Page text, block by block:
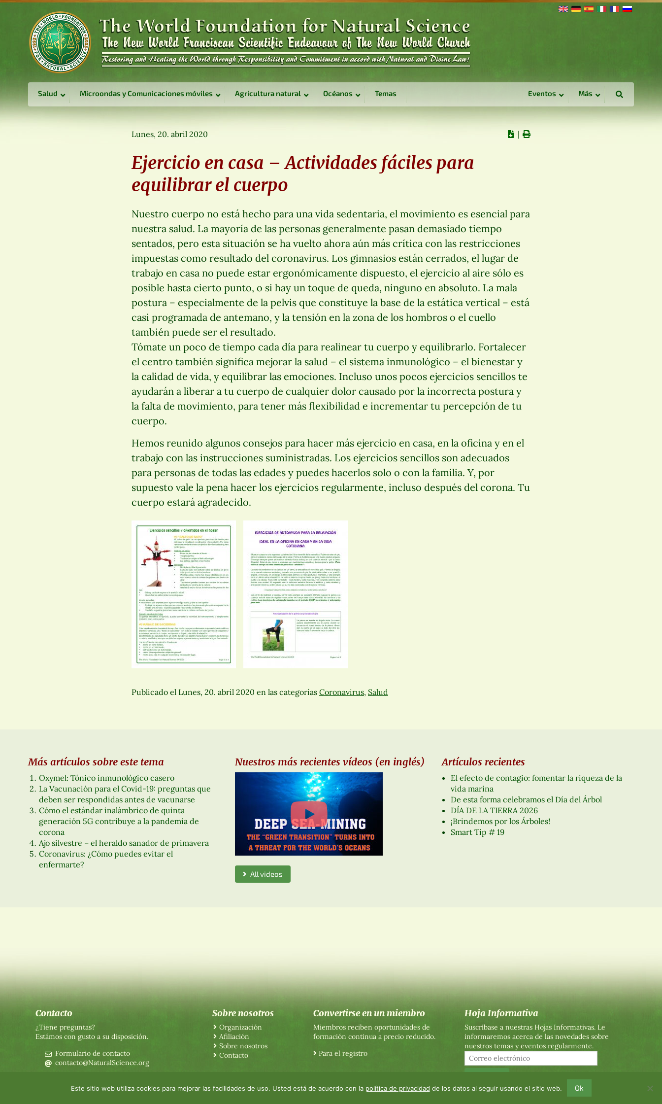
Salud Microondas y Comunicaciones móviles Agricultura natural Océanos Temas Eventos Más
Lunes, 20. abril 2020 ∣
Ejercicio en casa – Actividades fáciles para
equilibrar el cuerpo
Nuestro cuerpo no está hecho para una vida sedentaria, el movimiento es esencial para
nuestra salud. La mayoría de las personas generalmente pasan demasiado tiempo
sentados, pero esta situación se ha vuelto ahora aún más crítica con las restricciones
impuestas como resultado del coronavirus. Los gimnasios están cerrados, el lugar de
trabajo en casa no puede estar ergonómicamente dispuesto, el ejercicio al aire sólo es
posible hasta cierto punto, o si hay un toque de queda, ninguno en absoluto. La mala
postura – especialmente de la pelvis que constituye la base de la estática vertical – está
casi programada de antemano, y la tensión en la zona de los hombros o el cuello
también puede ser el resultado.
Tómate un poco de tiempo cada día para realinear tu cuerpo y equilibrarlo. Fortalecer
el centro también significa mejorar la salud – el sistema inmunológico – el bienestar y
la calidad de vida, y equilibrar las emociones. Incluso unos pocos ejercicios sencillos te
ayudarán a liberar a tu cuerpo de cualquier dolor causado por la incorrecta postura y
la falta de movimiento, para tener más flexibilidad e incrementar tu percepción de tu
cuerpo.
Hemos reunido algunos consejos para hacer más ejercicio en casa, en la oficina y en el
trabajo con las instrucciones suministradas. Los ejercicios sencillos son adecuados
para personas de todas las edades y puedes hacerlos solo o con la familia. Y, por
supuesto vale la pena hacer los ejercicios regularmente, incluso después del corona. Tu
cuerpo estará agradecido.
Publicado el Lunes, 20. abril 2020 en las categorías Coronavirus, Salud
Más artículos sobre este tema
Oxymel: Tónico inmunológico casero
La Vacunación para el Covid-19: preguntas que
deben ser respondidas antes de vacunarse
Cómo el estándar inalámbrico de quinta
generación 5G contribuye a la pandemia de
corona
Ajo silvestre – el heraldo sanador de primavera
Coronavirus: ¿Cómo puedes evitar el
enfermarte?
Nuestros más recientes vídeos (en inglés)
All videos
Artículos recientes
El efecto de contagio: fomentar la riqueza de la
vida marina
De esta forma celebramos el Día del Árbol
DÍA DE LA TIERRA 2026
¡Brindemos por los Árboles!
Smart Tip # 19
Contacto
¿Tiene preguntas?
Estámos con gusto a su disposición.
Formulario de contacto
contacto@NaturalScience.org
Sobre nosotros
Organización
Afiliación
Sobre nosotros
Contacto
Convertirse en un miembro
Miembros reciben oportunidades de
formación continua a precio reducido.
Para el registro
Hoja Informativa
Suscríbase a nuestras Hojas Informativas. Le
informaremos acerca de las novedades sobre
nuestros temas y eventos regularmente.
Este sitio web utiliza cookies para mejorar las facilidades de uso. Usted está de acuerdo con la política de privacidad de los datos al seguir usando el sitio web. Ok